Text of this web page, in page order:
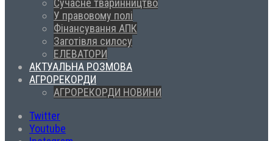
Сучасне тваринництво
У правовому полі
Фінансування АПК
Заготівля силосу
ЕЛЕВАТОРИ
АКТУАЛЬНА РОЗМОВА
АГРОРЕКОРДИ
АГРОРЕКОРДИ НОВИНИ
Twitter
Youtube